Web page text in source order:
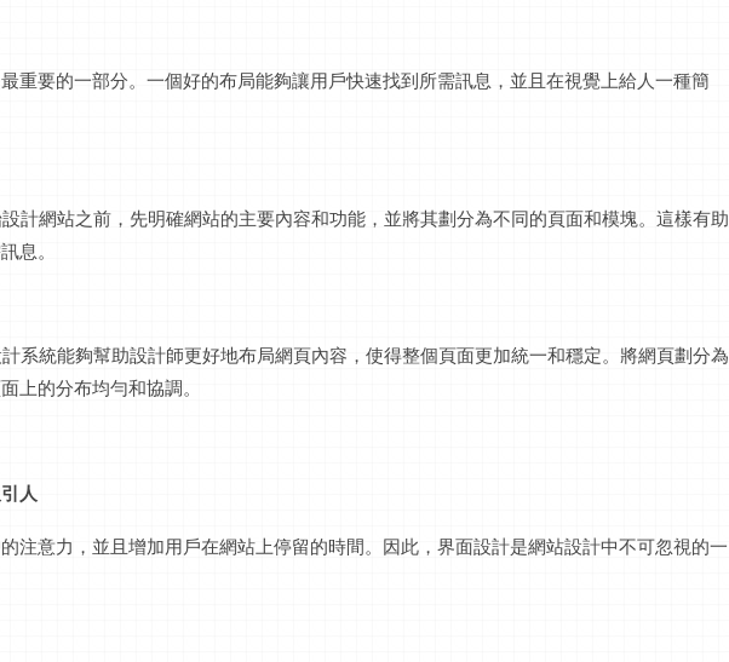
重要的一部分。一個好的布局能夠讓用戶快速找到所需訊息 ，並且在視覺上給人一種簡
計網站之前，先明確網站的主要內容和功能，並將其劃分為不同的頁面和模塊。這樣有助
訊息 。
系統能夠幫助設計師更好地布局網頁內容，使得整個頁面更加統一和穩定。將網頁劃分為
上的分布均勻和協調。
人
注意力，並且增加用戶在網站上停留的時間。因此，界面設計是網站設計中不可忽視的一